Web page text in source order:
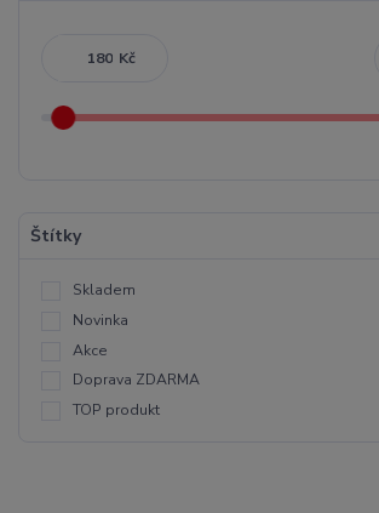
Kč
Štítky
Skladem
Novinka
Akce
Doprava ZDARMA
TOP produkt